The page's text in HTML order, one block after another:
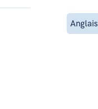
Anglais